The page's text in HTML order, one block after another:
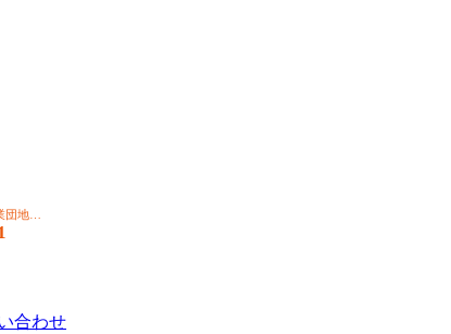
点]
団地経由 吉沢車庫終点]
合わせ